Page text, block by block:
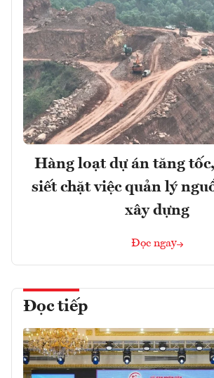
Hàng loạt dự án tăng
siết chặt việc quản lý
xây dựng
Đọc ngay
Đọc tiếp